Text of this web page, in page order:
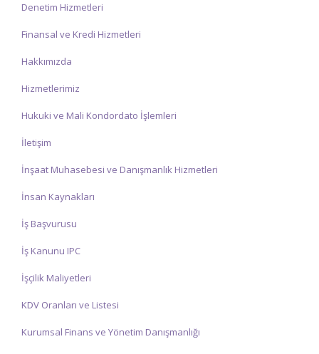
Denetim Hizmetleri
Finansal ve Kredi Hizmetleri
Hakkımızda
Hizmetlerimiz
Hukuki ve Mali Kondordato İşlemleri
İletişim
İnşaat Muhasebesi ve Danışmanlık Hizmetleri
İnsan Kaynakları
İş Başvurusu
İş Kanunu IPC
İşçilik Maliyetleri
KDV Oranları ve Listesi
Kurumsal Finans ve Yönetim Danışmanlığı